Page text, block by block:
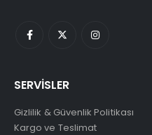
SERVİSLER
Gizlilik & Güvenlik Politikası
Kargo ve Teslimat